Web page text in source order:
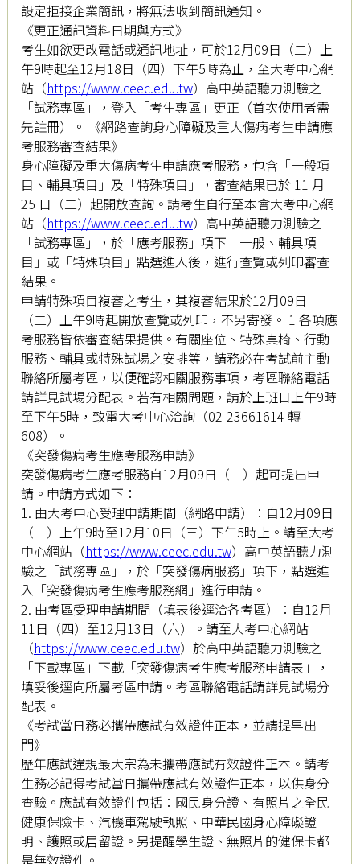
設定拒接企業簡訊，將無法收到簡訊通知。
《更正通訊資料日期與方式》
考生如欲更改電話或通訊地址，可於12月09日（二）上
午9時起至12月18日（四）下午5時為止，至大考中心網
站（https://www.ceec.edu.tw）高中英語聽力測驗之
「試務專區」，登入「考生專區」更正（首次使用者需
先註冊）。 《網路查詢身心障礙及重大傷病考生申請應
考服務審查結果》
身心障礙及重大傷病考生申請應考服務，包含「一般項
目、輔具項目」及「特殊項目」，審查結果已於 11 月
25 日（二）起開放查詢。請考生自行至本會大考中心網
站（https://www.ceec.edu.tw）高中英語聽力測驗之
「試務專區」，於「應考服務」項下「一般、輔具項
目」或「特殊項目」點選進入後，進行查覽或列印審查
結果。
申請特殊項目複審之考生，其複審結果於12月09日
（二）上午9時起開放查覽或列印，不另寄發。 1 各項應
考服務皆依審查結果提供。有關座位、特殊桌椅、行動
服務、輔具或特殊試場之安排等，請務必在考試前主動
聯絡所屬考區，以便確認相關服務事項，考區聯絡電話
請詳見試場分配表。若有相關問題，請於上班日上午9時
至下午5時，致電大考中心洽詢（02-23661614 轉
608）。
《突發傷病考生應考服務申請》
突發傷病考生應考服務自12月09日（二）起可提出申
請。申請方式如下：
1. 由大考中心受理申請期間（網路申請）：自12月09日
（二）上午9時至12月10日（三）下午5時止。請至大考
中心網站（https://www.ceec.edu.tw）高中英語聽力測
驗之「試務專區」，於「突發傷病服務」項下，點選進
入「突發傷病考生應考服務網」進行申請。
2. 由考區受理申請期間（填表後逕洽各考區）：自12月
11日（四）至12月13日（六）。請至大考中心網站
（https://www.ceec.edu.tw）於高中英語聽力測驗之
「下載專區」下載「突發傷病考生應考服務申請表」，
填妥後逕向所屬考區申請。考區聯絡電話請詳見試場分
配表。
《考試當日務必攜帶應試有效證件正本，並請提早出
門》
歷年應試違規最大宗為未攜帶應試有效證件正本。請考
生務必記得考試當日攜帶應試有效證件正本，以供身分
查驗。應試有效證件包括：國民身分證、有照片之全民
健康保險卡、汽機車駕駛執照、中華民國身心障礙證
明、護照或居留證。另提醒學生證、無照片的健保卡都
是無效證件。